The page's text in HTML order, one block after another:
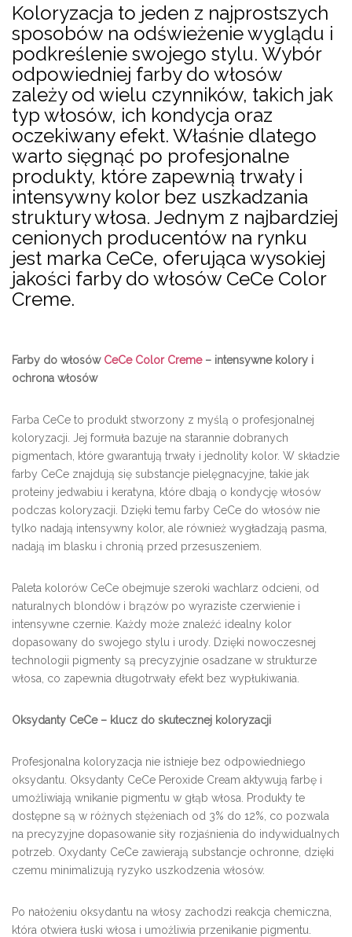
Koloryzacja to jeden z najprostszych
sposobów na odświeżenie wyglądu i
podkreślenie swojego stylu. Wybór
odpowiedniej farby do włosów
zależy od wielu czynników, takich jak
typ włosów, ich kondycja oraz
oczekiwany efekt. Właśnie dlatego
warto sięgnąć po profesjonalne
produkty, które zapewnią trwały i
intensywny kolor bez uszkadzania
struktury włosa. Jednym z najbardziej
cenionych producentów na rynku
jest marka CeCe, oferująca wysokiej
jakości farby do włosów CeCe Color
Creme.
Farby do włosów CeCe Color Creme– intensywne kolory i
ochrona włosów
Farba CeCe to produkt stworzony z myślą o profesjonalnej
koloryzacji. Jej formuła bazuje na starannie dobranych
pigmentach, które gwarantują trwały i jednolity kolor. W składzie
farby CeCe znajdują się substancje pielęgnacyjne, takie jak
proteiny jedwabiu i keratyna, które dbają o kondycję włosów
podczas koloryzacji. Dzięki temu farby CeCe do włosów nie
tylko nadają intensywny kolor, ale również wygładzają pasma,
nadają im blasku i chronią przed przesuszeniem.
Paleta kolorów CeCe obejmuje szeroki wachlarz odcieni, od
naturalnych blondów i brązów po wyraziste czerwienie i
intensywne czernie. Każdy może znaleźć idealny kolor
dopasowany do swojego stylu i urody. Dzięki nowoczesnej
technologii pigmenty są precyzyjnie osadzane w strukturze
włosa, co zapewnia długotrwały efekt bez wypłukiwania.
Oksydanty CeCe – klucz do skutecznej koloryzacji
Profesjonalna koloryzacja nie istnieje bez odpowiedniego
oksydantu. Oksydanty CeCe Peroxide Cream aktywują farbę i
umożliwiają wnikanie pigmentu w głąb włosa. Produkty te
dostępne są w różnych stężeniach od 3% do 12%, co pozwala
na precyzyjne dopasowanie siły rozjaśnienia do indywidualnych
potrzeb. Oxydanty CeCe zawierają substancje ochronne, dzięki
czemu minimalizują ryzyko uszkodzenia włosów.
Po nałożeniu oksydantu na włosy zachodzi reakcja chemiczna,
która otwiera łuski włosa i umożliwia przenikanie pigmentu.